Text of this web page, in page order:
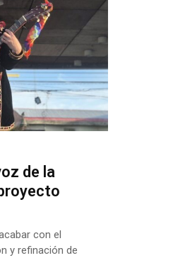
de la
con el
y refinación de